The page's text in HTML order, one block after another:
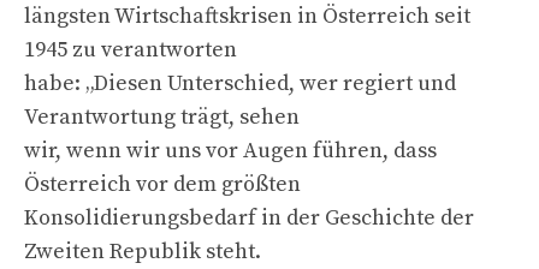
längsten Wirtschaftskrisen in Österreich seit
1945 zu verantworten
habe: „Diesen Unterschied, wer regiert und
Verantwortung trägt, sehen
wir, wenn wir uns vor Augen führen, dass
Österreich vor dem größten
Konsolidierungsbedarf in der Geschichte der
Zweiten Republik steht.